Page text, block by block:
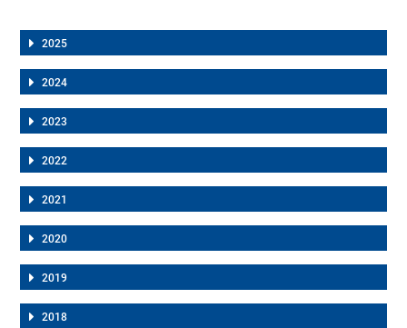
2025
2024
2023
2022
2021
2020
2019
2018